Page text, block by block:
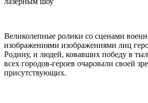
Великолепные ролики со сценами
изображениями изображениями лиц
Родину, и людей, ковавших победу в
всех городов-героев очаровали своей
присутствующих.